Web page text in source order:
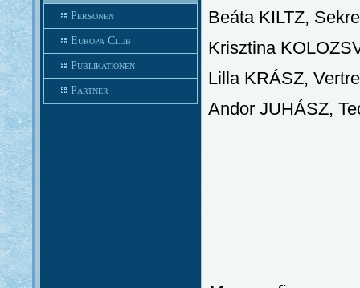
Personen
Europa Club
Publikationen
Partner
Beáta KILTZ,
Krisztina
Lilla KRÁSZ,
Andor JUHÁSZ,